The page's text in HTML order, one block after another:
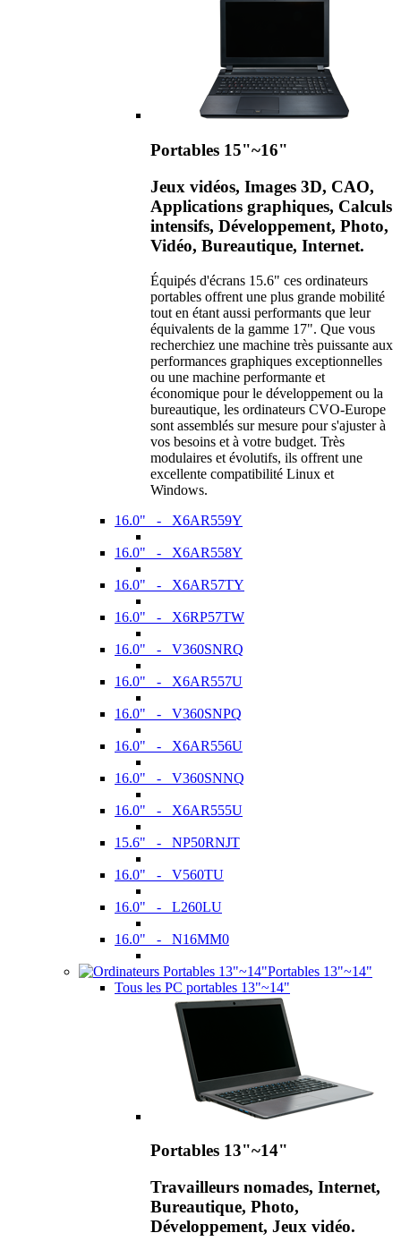
Portables 15"~16"
Jeux vidéos, Images 3D, CAO,
Applications graphiques, Calculs
intensifs, Développement, Photo,
Vidéo, Bureautique, Internet.
Équipés d'écrans 15.6" ces ordinateurs
portables offrent une plus grande mobilité
tout en étant aussi performants que leur
équivalents de la gamme 17". Que vous
recherchiez une machine très puissante aux
performances graphiques exceptionnelles
ou une machine performante et
économique pour le développement ou la
bureautique, les ordinateurs CVO-Europe
sont assemblés sur mesure pour s'ajuster à
vos besoins et à votre budget. Très
modulaires et évolutifs, ils offrent une
excellente compatibilité Linux et
Windows.
16.0" - X6AR559Y
16.0" - X6AR558Y
16.0" - X6AR57TY
16.0" - X6RP57TW
16.0" - V360SNRQ
16.0" - X6AR557U
16.0" - V360SNPQ
16.0" - X6AR556U
16.0" - V360SNNQ
16.0" - X6AR555U
15.6" - NP50RNJT
16.0" - V560TU
16.0" - L260LU
16.0" - N16MM0
Portables 13"~14"
Tous les PC portables 13"~14"
Portables 13"~14"
Travailleurs nomades, Internet,
Bureautique, Photo,
Développement, Jeux vidéo.